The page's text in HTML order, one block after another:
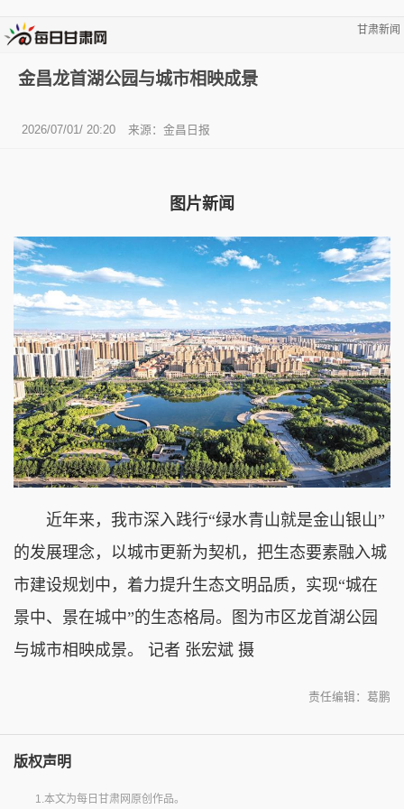
甘肃新闻
金昌龙首湖公园与城市相映成景
2026/07/01/ 20:20 来源：金昌日报
图片新闻
近年来，我市深入践行“绿水青山就是金山银山”
的发展理念，以城市更新为契机，把生态要素融入城
市建设规划中，着力提升生态文明品质，实现“城在
景中、景在城中”的生态格局。图为市区龙首湖公园
与城市相映成景。 记者 张宏斌 摄
责任编辑：葛鹏
版权声明
1.本文为每日甘肃网原创作品。